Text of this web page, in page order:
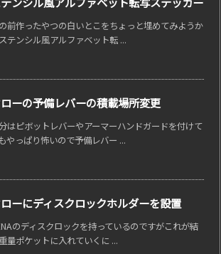
前作ったやつの白いとこをちょっと埋めてみようか
テンシル風アルファベット転 ...
ーの予備レバーの積載場所変更
はピボットレバーやアーマーハンドガードを付けて
やっぱり怖いので予備レバー ...
ーにディスクロックホルダーを設置
のディスクロックを持っているのですがこれが結
量ポケットに入れていくに ...